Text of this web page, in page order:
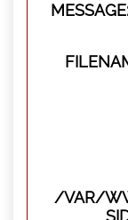
/VAR/